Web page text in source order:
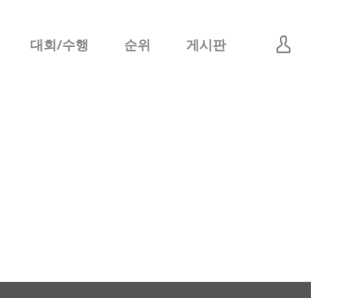
대회/수행 순위 게시판